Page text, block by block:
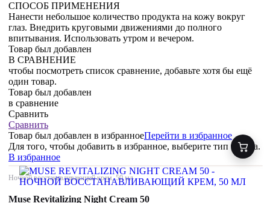
СПОСОБ ПРИМЕНЕНИЯ
Нанести небольшое количество продукта на кожу вокруг
глаз. Внедрить круговыми движениями до полного
впитывания. Использовать утром и вечером.
Товар был добавлен
В СРАВНЕНИЕ
чтобы посмотреть список сравнение, добавьте хотя бы ещё
один товар.
Товар был добавлен
в сравнение
Сравнить
Сравнить
Товар был добавлен в избранноеПерейти в избранное
Для того, чтобы добавить в избранное, выберите тип товара.
В избранное
Ночной восстанавливающий крем, 50 мл
Muse Revitalizing Night Cream 50